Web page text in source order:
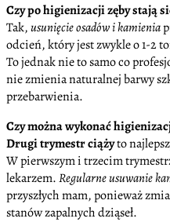
Czy po higienizacji zęby stają
Tak,usunięcie osadów i kamienia
odcień, który jest zwykle o 1-2
To jednak nie to samo co
nie zmienia naturalnej barwy
przebarwienia.
Czy można wykonać
Drugi trymestr ciążyto
W pierwszym i trzecim
lekarzem.Regularne usuwanie
przyszłych mam, ponieważ
stanów zapalnych dziąseł.